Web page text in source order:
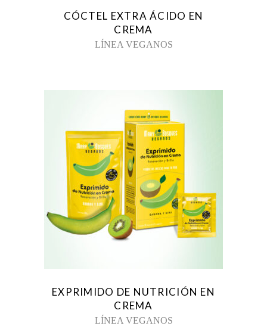
CÓCTEL EXTRA ÁCIDO EN
CREMA
LÍNEA VEGANOS
EXPRIMIDO DE NUTRICIÓN EN
CREMA
LÍNEA VEGANOS